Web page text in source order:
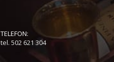
TELEFON:
tel. 502 621 304